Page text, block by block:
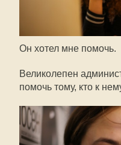
Он хотел мне помочь.
Великолепен
помочь тому, кто к